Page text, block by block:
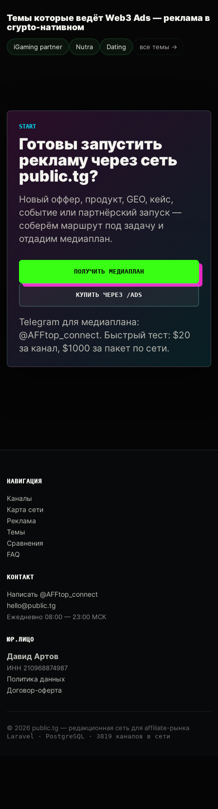
Темы которые ведёт Web3 Ads — реклама в
crypto-нативном
iGaming partner Nutra Dating все темы →
START
Готовы запустить
рекламу через сеть
public.tg?
Новый оффер, продукт, GEO, кейс,
событие или партнёрский запуск —
соберём маршрут под задачу и
отдадим медиаплан.
ПОЛУЧИТЬ МЕДИАПЛАН
КУПИТЬ ЧЕРЕЗ /ADS
Telegram для медиаплана:
@AFFtop_connect. Быстрый тест: $20
за канал, $1000 за пакет по сети.
НАВИГАЦИЯ
Каналы
Карта сети
Реклама
Темы
Сравнения
FAQ
КОНТАКТ
Написать @AFFtop_connect
hello@public.tg
Ежедневно 08:00 — 23:00 МСК
ЮР.ЛИЦО
Давид Артов
ИНН 210968874987
Политика данных
Договор-оферта
© 2026 public.tg — редакционная сеть для affiliate-рынка
Laravel · PostgreSQL · 3819 каналов в сети